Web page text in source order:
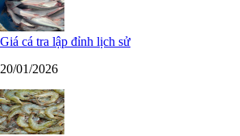
Giá cá tra lập đỉnh lịch sử
20/01/2026